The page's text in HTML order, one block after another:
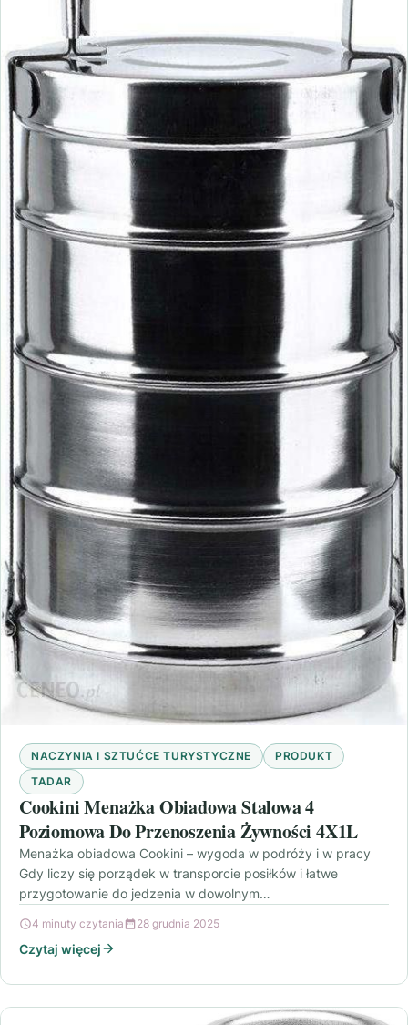
NACZYNIA I SZTUĆCE TURYSTYCZNE
PRODUKT
TADAR
Cookini Menażka Obiadowa Stalowa 4
Poziomowa Do Przenoszenia Żywności 4X1L
Menażka obiadowa Cookini – wygoda w podróży i w pracy
Gdy liczy się porządek w transporcie posiłków i łatwe
przygotowanie do jedzenia w dowolnym…
4 minuty czytania 28 grudnia 2025
Czytaj więcej